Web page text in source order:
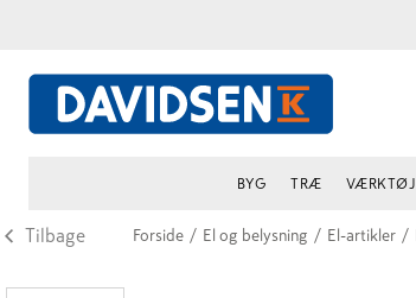
BYG TRÆ VÆRKTØJ
Tilbage Forside / El og belysning / El-artikler /